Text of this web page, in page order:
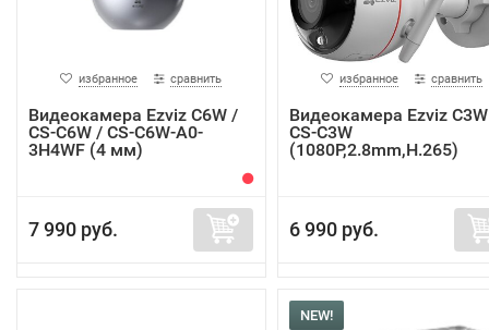
избранное сравнить
Видеокамера Ezviz C6W /
CS-C6W / CS-C6W-A0-
3H4WF (4 мм)
7 990 руб.
избранное сравнить
Видеокамера Ezviz
CS-C3W
(1080P,2.8mm,H.265)
6 990 руб.
NEW!